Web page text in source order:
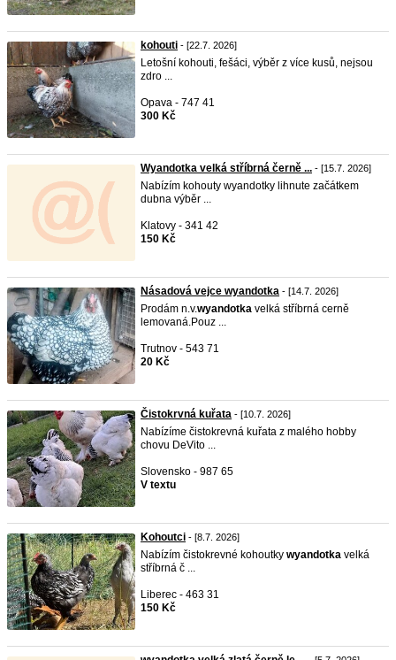
kohouti - [22.7. 2026]
Letošní kohouti, fešáci, výběr z více kusů, nejsou
zdro ...
Opava - 747 41
300 Kč
Wyandotka velká stříbrná černě ... - [15.7. 2026]
Nabízím kohouty wyandotky lihnute začátkem
dubna výběr ...
Klatovy - 341 42
150 Kč
Násadová vejce wyandotka - [14.7. 2026]
Prodám n.v.wyandotka velká stříbrná cerně
lemovaná.Pouz ...
Trutnov - 543 71
20 Kč
Čistokrvná kuřata - [10.7. 2026]
Nabízíme čistokrevná kuřata z malého hobby
chovu DeVito ...
Slovensko - 987 65
V textu
Kohoutci - [8.7. 2026]
Nabízím čistokrevné kohoutky wyandotka velká
stříbrná č ...
Liberec - 463 31
150 Kč